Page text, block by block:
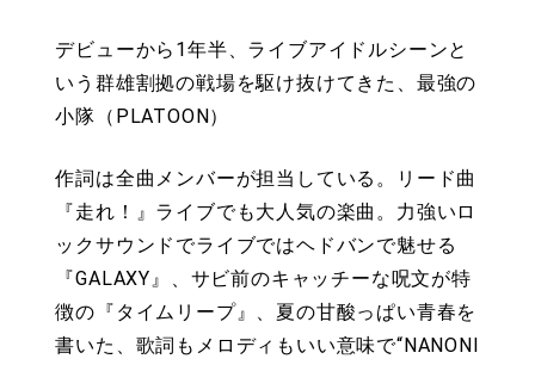
デビューから1年半、ライブアイドルシーンと
いう群雄割拠の戦場を駆け抜けてきた、最強の
小隊（PLATOON）
作詞は全曲メンバーが担当している。リード曲
『走れ！』ライブでも大人気の楽曲。力強いロ
ックサウンドでライブではヘドバンで魅せる
『GALAXY』、サビ前のキャッチーな呪文が特
徴の『タイムリープ』、夏の甘酸っぱい青春を
書いた、歌詞もメロディもいい意味で“NANONI